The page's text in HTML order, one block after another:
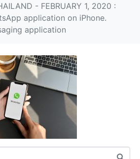
- FEBRUARY 1, 2020 :
application on iPhone.
application